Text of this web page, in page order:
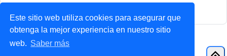
Este sitio web utiliza cookies para asegurar que
obtenga la mejor experiencia en nuestro sitio
web. Saber más
ForoClub 2025
Privacidad| Condiciones